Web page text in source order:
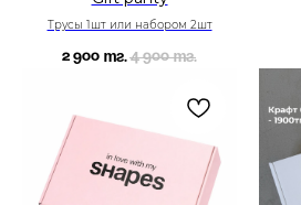
Трусы 1шт или набором 2шт
2 900 тг. 4 900 тг.